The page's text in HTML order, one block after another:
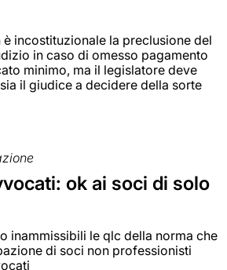
è incostituzionale la preclusione del
in caso di omesso pagamento
minimo, ma il legislatore deve
il giudice a decidere della sorte
ok ai soci di solo
inammissibili le qlc della norma che
di soci non professionisti